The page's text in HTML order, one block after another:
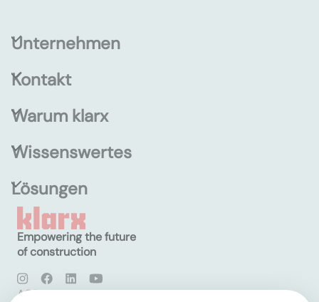
Unternehmen
Kontakt
Warum klarx
Wissenswertes
Lösungen
Empowering the future
of construction
AGB